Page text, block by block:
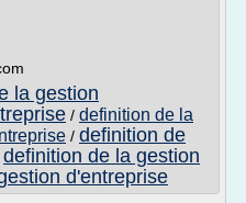
la gestion
/ definition de la
/ definition de
definition de la gestion
d'entreprise